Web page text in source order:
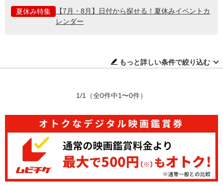
夏休み特集
【7月・8月】日付から探せる！夏休みイベントカ
レンダー
もっと詳しい条件で絞り込む
1/1 （全0件中1〜0件）